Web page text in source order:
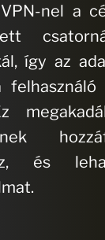
nel a
így az
és